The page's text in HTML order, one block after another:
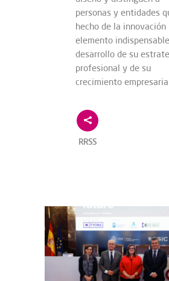
personas y entidades
hecho de la innovación
elemento
desarrollo de su
profesional y de su
crecimiento
RRSS